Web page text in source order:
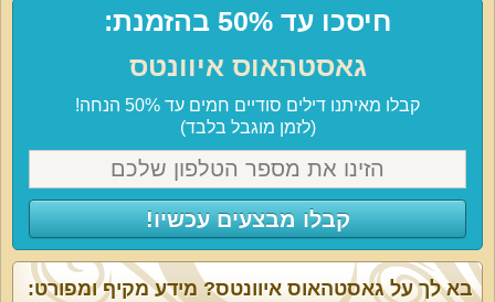
חיסכו עד 50% בהזמנת:
גאסטהאוס איוונטס
קבלו מאיתנו דילים סודיים חמים עד 50% הנחה!
(לזמן מוגבל בלבד)
קבלו מבצעים עכשיו!
בא לך על גאסטהאוס איוונטס? מידע מקיף ומפורט: